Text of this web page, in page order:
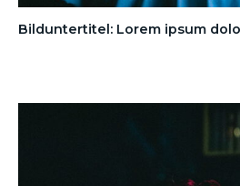
Bilduntertitel: Lorem ipsum